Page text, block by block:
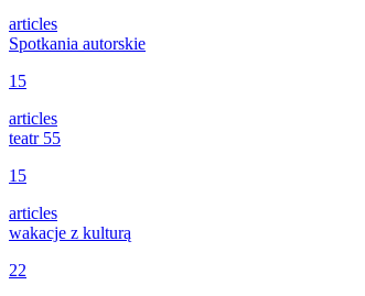
articles
Spotkania autorskie
15
articles
teatr 55
15
articles
wakacje z kulturą
22